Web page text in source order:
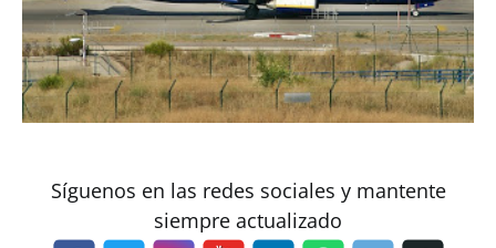
Síguenos en las redes sociales y mantente
siempre actualizado